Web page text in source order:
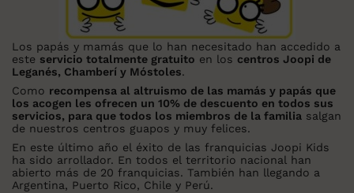
Los papás y mamás que lo han necesitado han accedido a
este servicio totalmente gratuito en los centros Joopi de
Leganés, Chamberí y Móstoles.
Como recompensa al altruismo de las mamás y papás que
los acogen les ofrecen un 10% de descuento en todos sus
servicios, para que todos los miembros de la familia salgan
de nuestros centros guapos y muy felices.
En este último año el éxito de las franquicias Joopi Kids
ha sido arrollador. En todos el territorio nacional han
abierto más de 20 franquicias. También han llegando a
Argentina, Puerto Rico, Chile y Perú.